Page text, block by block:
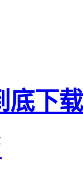
底下